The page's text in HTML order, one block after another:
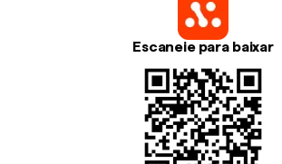
Escaneie para baixar